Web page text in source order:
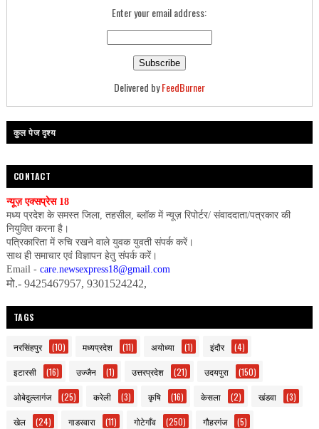
Enter your email address:
Delivered byFeedBurner
कुल पेज दृश्य
CONTACT
न्यूज़ एक्सप्रेस 18
मध्य प्रदेश के समस्त जिला, तहसील, ब्लॉक में न्यूज़ रिपोर्टर/ संवाददाता/पत्रकार की
नियुक्ति करना है।
पत्रिकारिता में रुचि रखने वाले युवक युवती संपर्क करें।
साथ ही समाचार एवं विज्ञापन हेतु संपर्क करें।
Email - care.newsexpress18@gmail.com
मो.- 9425467957, 9301524242,
TAGS
नरसिंहपुर (10) मध्यप्रदेश (11) अयोध्या (1) इंदौर (4)
इटारसी (16) उज्जैन (1) उत्तरप्रदेश (21) उदयपुरा (150)
ओबेदुल्लागंज (25) करेली (3) कृषि (16) केसला (2) खंडवा (3)
खेल (24) गाडरवारा (11) गोटेगाँव (250) गौहरगंज (5)